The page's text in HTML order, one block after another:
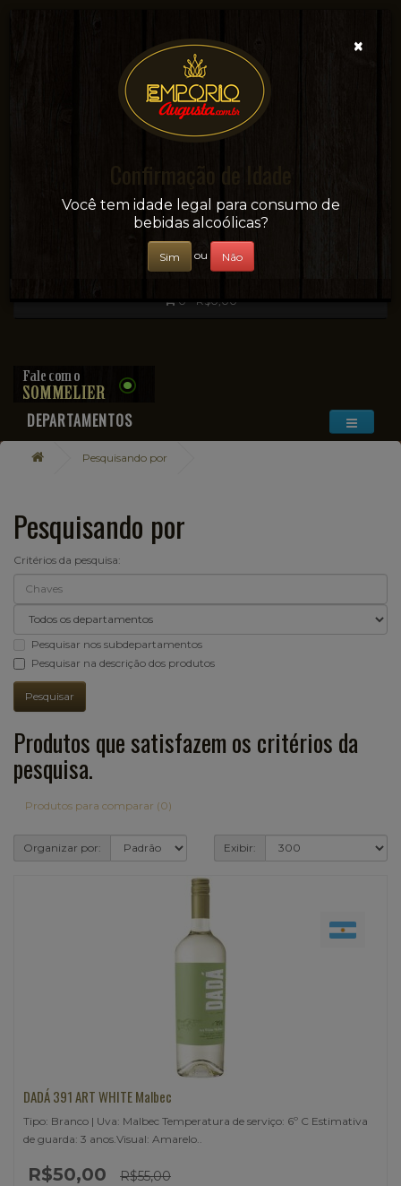
Sua conveniência e adega on-line!
0 - R$0,00
DEPARTAMENTOS
Pesquisando por
Pesquisando por
Critérios da pesquisa:
Pesquisar nos subdepartamentos
Pesquisar na descrição dos produtos
Produtos que satisfazem os critérios da
pesquisa.
Produtos para comparar (0)
Organizar por: Exibir:
DADÁ 391 ART WHITE Malbec
Tipo: Branco | Uva: Malbec Temperatura de serviço: 6º C Estimativa
de guarda: 3 anos.Visual: Amarelo..
R$50,00 R$55,00
×
Confirmação de Idade
Você tem idade legal para consumo de
bebidas alcoólicas?
Sim ou Não